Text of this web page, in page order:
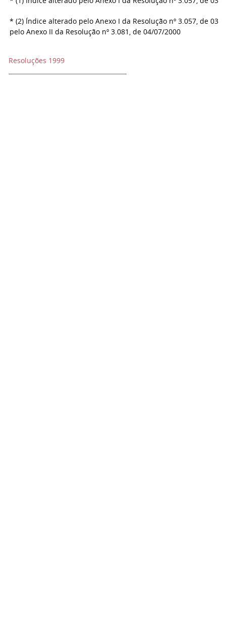
* (2) Índice alterado pelo Anexo I da Resolução nº 3.057, de 03/
pelo Anexo II da Resolução nº 3.081, de 04/07/2000
Resoluções 1999